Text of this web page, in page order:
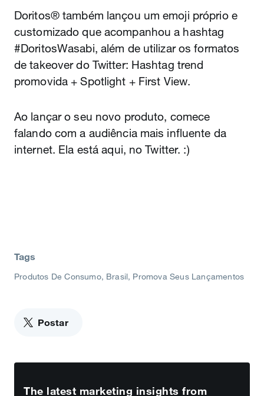
Doritos® também lançou um emoji próprio e
customizado que acompanhou a hashtag
#DoritosWasabi, além de utilizar os formatos
de takeover do Twitter: Hashtag trend
promovida + Spotlight + First View.
Ao lançar o seu novo produto, comece
falando com a audiência mais influente da
internet. Ela está aqui, no Twitter. :)
Tags
Produtos De Consumo Brasil Promova Seus Lançamentos
Postar
The latest marketing insights from